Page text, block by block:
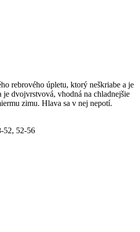
rebrového úpletu, ktorý neškriabe a je
je dvojvrstvová, vhodná na chladnejšie
zimu. Hlava sa v nej nepotí.
52, 52-56